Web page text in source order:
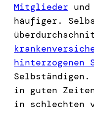
Mitglieder und
häufiger.
hinterzogenen
in guten
in schlechten